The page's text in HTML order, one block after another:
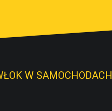
W SAMOCHODACH